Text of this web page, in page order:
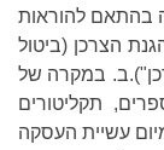
בהתאם להוראות
– 1981. ותקנות הגנת הצרכן (ביטול
הצרכן").ב. במקרה של
תקליטורים
עשיית העסקה